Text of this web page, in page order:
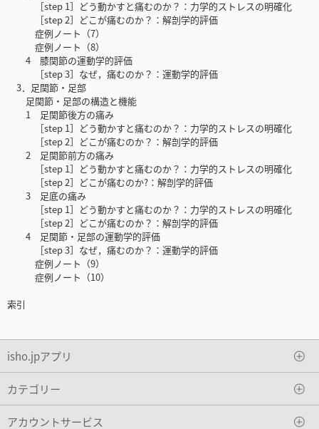
［step 1］どう動かすと痛むのか？：力学的ストレスの明確化
［step 2］どこが痛むのか？：解剖学的評価
症例ノート（7）
症例ノート（8）
4 膝関節の運動学的評価
［step 3］なぜ，痛むのか？：運動学的評価
3．足関節・足部
足関節・足部の構造と機能
1 足関節後方の痛み
［step 1］どう動かすと痛むのか？：力学的ストレスの明確化
［step 2］どこが痛むのか？：解剖学的評価
2 足関節前方の痛み
［step 1］どう動かすと痛むのか？：力学的ストレスの明確化
［step 2］どこが痛むのか?：解剖学的評価
3 足底の痛み
［step 1］どう動かすと痛むのか？：力学的ストレスの明確化
［step 2］どこが痛むのか？：解剖学的評価
4 足関節・足部の運動学的評価
［step 3］なぜ，痛むのか？：運動学的評価
症例ノート（9）
症例ノート（10）
索引
isho.jpアプリ
カテゴリー
アカウントサービス